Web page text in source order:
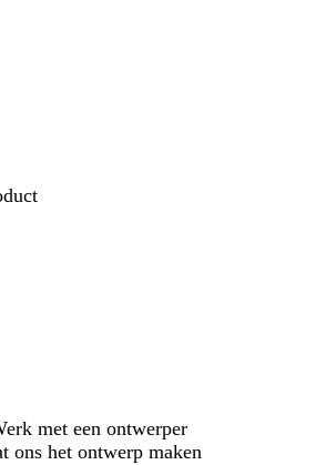
met een ontwerper
ons het ontwerp maken